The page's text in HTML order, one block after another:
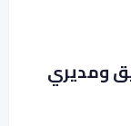
ومديري